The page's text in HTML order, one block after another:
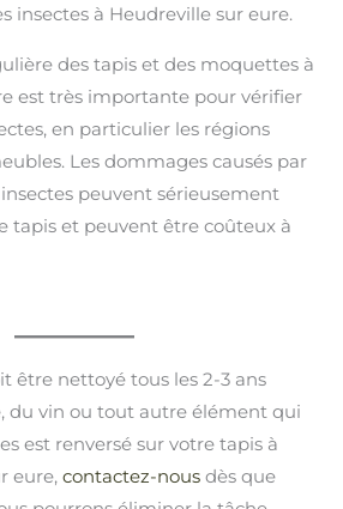
insectes à Heudreville sur eure.
des tapis et des moquettes à
est très importante pour vérifier
en particulier les régions
Les dommages causés par
peuvent sérieusement
tapis et peuvent être coûteux à
être nettoyé tous les 2-3 ans
du vin ou tout autre élément qui
est renversé sur votre tapis à
eure, contactez-nousdès que